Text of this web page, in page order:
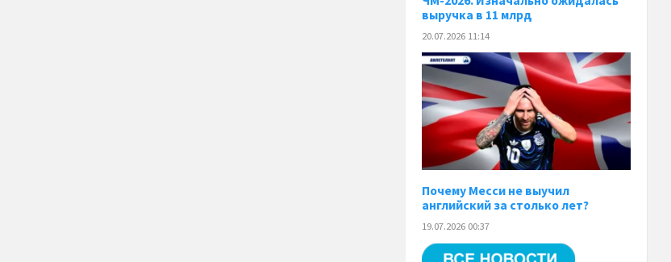
выручка в 11 млрд
20.07.2026 11:14
Почему Месси не выучил
английский за столько лет?
19.07.2026 00:37